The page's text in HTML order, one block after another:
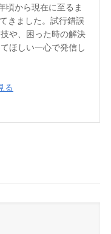
頃から現在に至るま
きました。試行錯誤
や、困った時の解決
ほしい一心で発信し
る